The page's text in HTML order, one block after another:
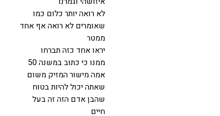
לא רואה יותר כלום כמו
שאומרים לא רואה אף אחד
ממטר
יראו אחד כזה תברחו
ממנו כי כתוב במשנה 50
אמה מישור המזיק משום
שאתה יכול להיות בטוח
שהבן אדם הזה זה בעל
חיים